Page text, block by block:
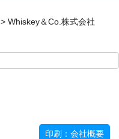
> Whiskey＆Co.株式会社
印刷：会社概要